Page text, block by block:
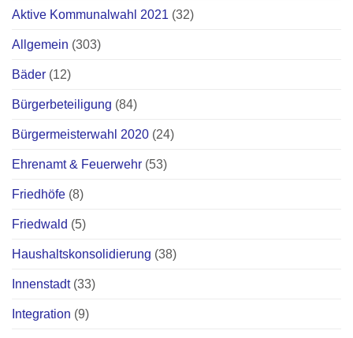
Aktive Kommunalwahl 2021 (32)
Allgemein (303)
Bäder (12)
Bürgerbeteiligung (84)
Bürgermeisterwahl 2020 (24)
Ehrenamt & Feuerwehr (53)
Friedhöfe (8)
Friedwald (5)
Haushaltskonsolidierung (38)
Innenstadt(33)
Integration (9)